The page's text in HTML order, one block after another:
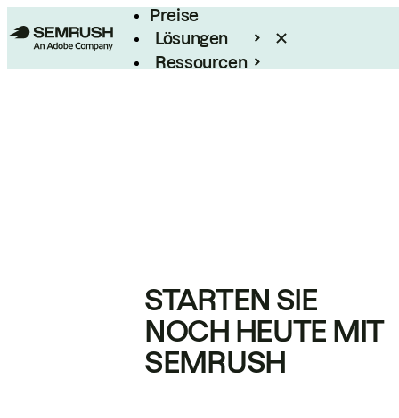
Preise
Lösungen
Ressourcen
STARTEN SIE
NOCH HEUTE MIT
SEMRUSH